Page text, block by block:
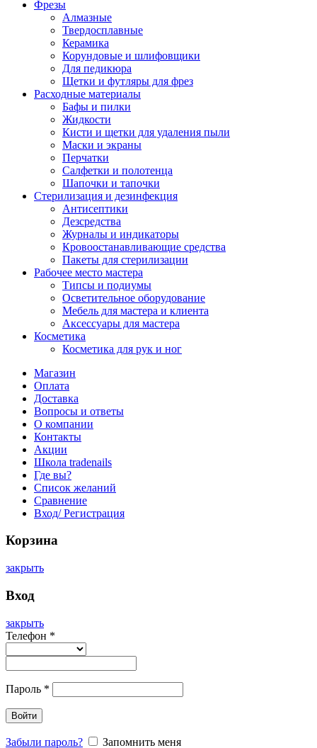
Фрезы
Алмазные
Твердосплавные
Керамика
Корундовые и шлифовщики
Для педикюра
Щетки и футляры для фрез
Расходные материалы
Бафы и пилки
Жидкости
Кисти и щетки для удаления пыли
Маски и экраны
Перчатки
Салфетки и полотенца
Шапочки и тапочки
Стерилизация и дезинфекция
Антисептики
Дезсредства
Журналы и индикаторы
Кровоостанавливающие средства
Пакеты для стерилизации
Рабочее место мастера
Типсы и подиумы
Осветительное оборудование
Мебель для мастера и клиента
Аксессуары для мастера
Косметика
Косметика для рук и ног
Магазин
Оплата
Доставка
Вопросы и ответы
О компании
Контакты
Акции
Школа tradenails
Где вы?
Список желаний
Сравнение
Вход/ Регистрация
Корзина
закрыть
Вход
закрыть
Телефон *
Пароль *
Войти
Забыли пароль? Запомнить меня